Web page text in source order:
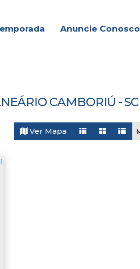
Anuncie Conosco
CAMBORIÚ - SC
Ver Mapa